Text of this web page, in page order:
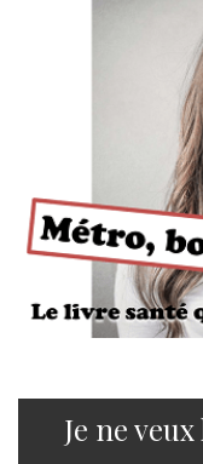
Je ne